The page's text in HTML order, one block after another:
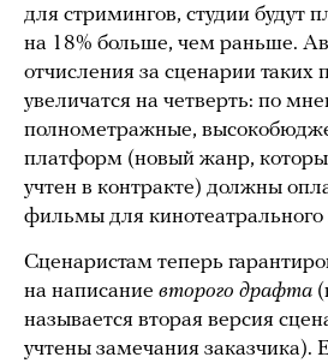
для стримингов, студии будут
на 18% больше, чем раньше.
отчисления за сценарии таких
увеличатся на четверть: по
полнометражные,
платформ (новый жанр,
учтен в контракте) должны
фильмы для кинотеатрального
Сценаристам теперь
на написание второго драфта
называется вторая версия
учтены замечания заказчика).